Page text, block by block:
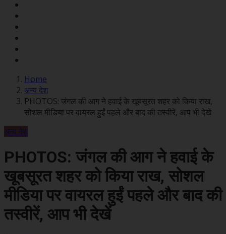
Home
अन्य देश
PHOTOS: जंगल की आग ने हवाई के खूबसूरत शहर को किया राख,
सोशल मीडिया पर वायरल हुईं पहले और बाद की तस्वीरें, आप भी देखें
अन्य देश
PHOTOS: जंगल की आग ने हवाई के
खूबसूरत शहर को किया राख, सोशल
मीडिया पर वायरल हुईं पहले और बाद की
तस्वीरें, आप भी देखें